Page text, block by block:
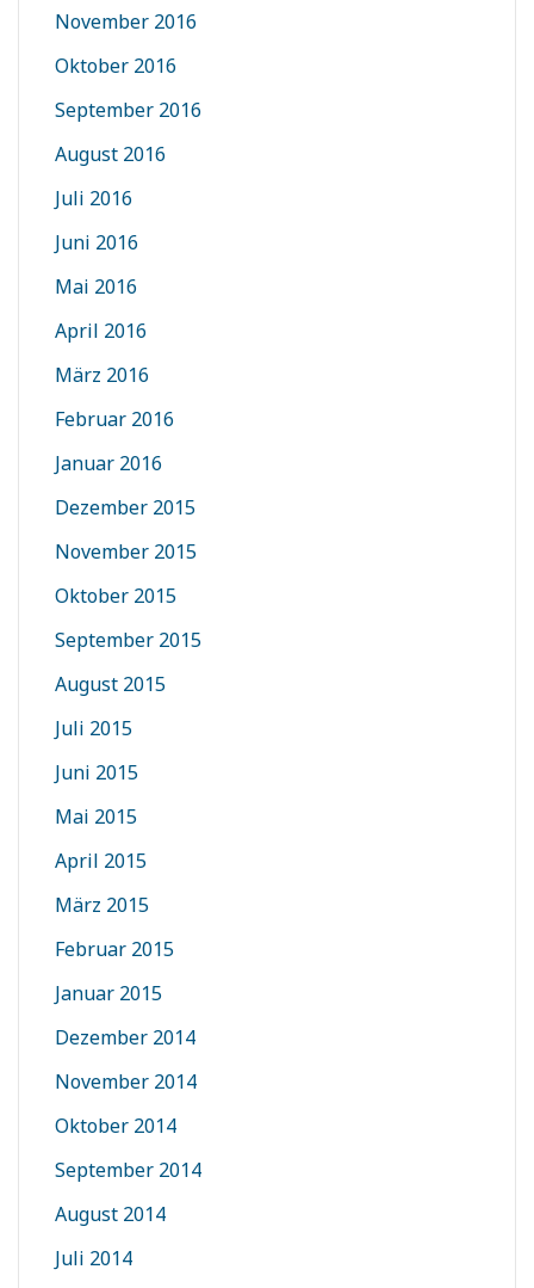
November 2016
Oktober 2016
September 2016
August 2016
Juli 2016
Juni 2016
Mai 2016
April 2016
März 2016
Februar 2016
Januar 2016
Dezember 2015
November 2015
Oktober 2015
September 2015
August 2015
Juli 2015
Juni 2015
Mai 2015
April 2015
März 2015
Februar 2015
Januar 2015
Dezember 2014
November 2014
Oktober 2014
September 2014
August 2014
Juli 2014